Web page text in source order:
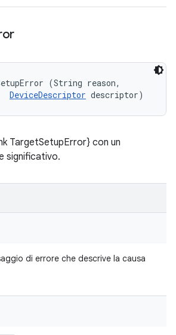
(String reason,
DeviceDescriptor descriptor)
TargetSetupError} con un
significativo.
di errore che descrive la causa